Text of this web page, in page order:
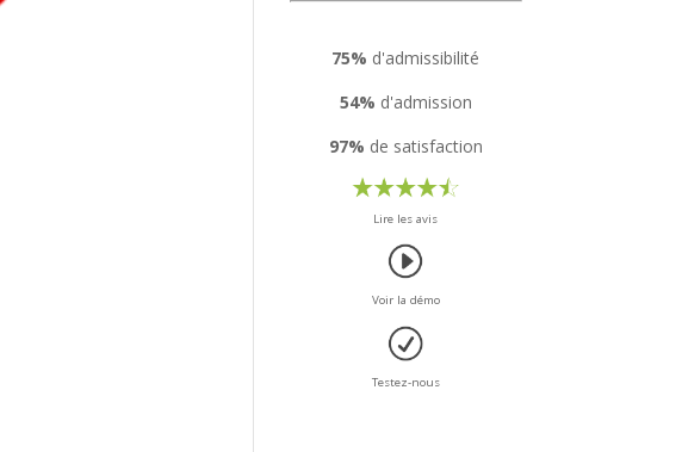
75% d'admissibilité
54% d'admission
97% de satisfaction
Lire les avis
Voir la démo
Testez-nous